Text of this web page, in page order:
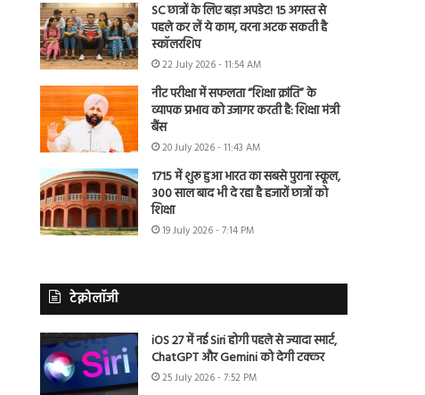
SC छात्रों के लिए बड़ा अपडेट! 15 अगस्त से
पहले कर लें ये काम, वरना अटक सकती है
स्कॉलरशिप
22 July 2026 - 11:54 AM
नीट परीक्षा में सफलता “शिक्षा क्रांति” के
व्यापक प्रभाव को उजागर करती है: शिक्षा मंत्री
बैंस
20 July 2026 - 11:43 AM
1715 में शुरू हुआ भारत का सबसे पुराना स्कूल,
300 साल बाद भी दे रहा है हजारों छात्रों को
शिक्षा
19 July 2026 - 7:14 PM
टेक्नोलॉजी
iOS 27 में नई Siri होगी पहले से ज्यादा स्मार्ट,
ChatGPT और Gemini को देगी टक्कर
25 July 2026 - 7:52 PM